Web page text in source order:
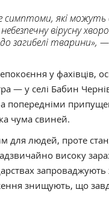
симптоми, які можуть
вірусну
загибелі тварини»,
у фахівців,
— у селі Бабин
попередніми
чума свиней.
для людей, проте
високу
знищують, що